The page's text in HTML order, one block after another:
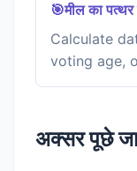
🎯मील का पत्थर
Calculate
voting age,
अक्सर पूछे